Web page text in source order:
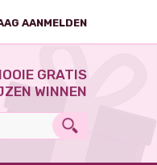
AANMELDEN
GRATIS
WINNEN